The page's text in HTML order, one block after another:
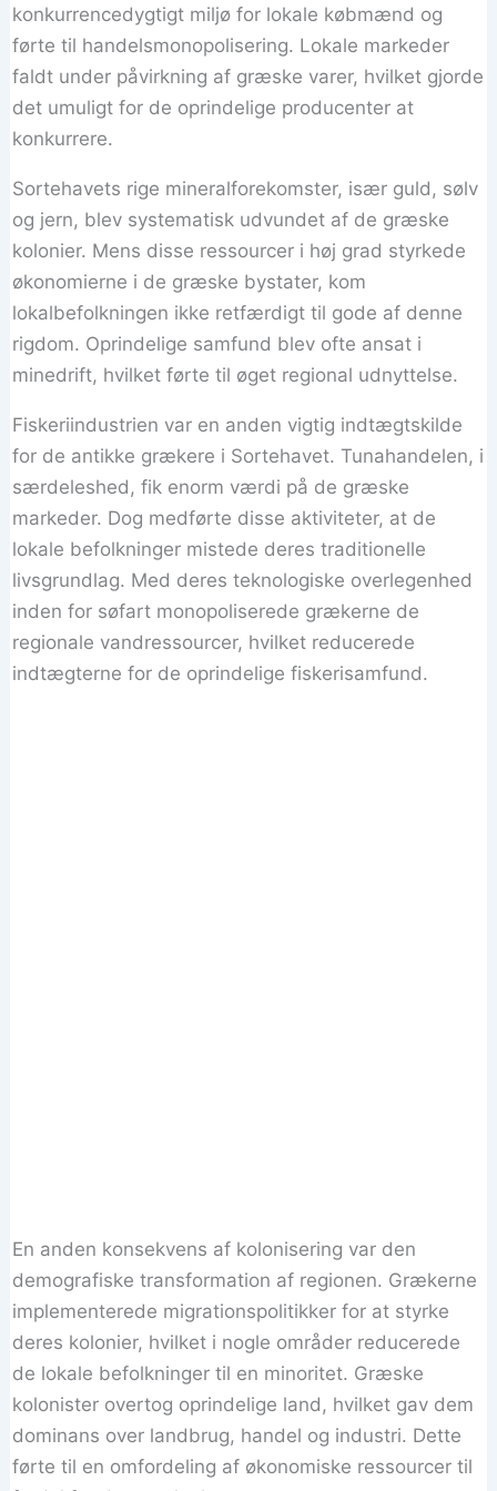
konkurrencedygtigt miljø for lokale købmænd og
førte til handelsmonopolisering. Lokale markeder
faldt under påvirkning af græske varer, hvilket gjorde
det umuligt for de oprindelige producenter at
konkurrere.
Sortehavets rige mineralforekomster, især guld, sølv
og jern, blev systematisk udvundet af de græske
kolonier. Mens disse ressourcer i høj grad styrkede
økonomierne i de græske bystater, kom
lokalbefolkningen ikke retfærdigt til gode af denne
rigdom. Oprindelige samfund blev ofte ansat i
minedrift, hvilket førte til øget regional udnyttelse.
Fiskeriindustrien var en anden vigtig indtægtskilde
for de antikke grækere i Sortehavet. Tunahandelen, i
særdeleshed, fik enorm værdi på de græske
markeder. Dog medførte disse aktiviteter, at de
lokale befolkninger mistede deres traditionelle
livsgrundlag. Med deres teknologiske overlegenhed
inden for søfart monopoliserede grækerne de
regionale vandressourcer, hvilket reducerede
indtægterne for de oprindelige fiskerisamfund.
En anden konsekvens af kolonisering var den
demografiske transformation af regionen. Grækerne
implementerede migrationspolitikker for at styrke
deres kolonier, hvilket i nogle områder reducerede
de lokale befolkninger til en minoritet. Græske
kolonister overtog oprindelige land, hvilket gav dem
dominans over landbrug, handel og industri. Dette
førte til en omfordeling af økonomiske ressourcer til